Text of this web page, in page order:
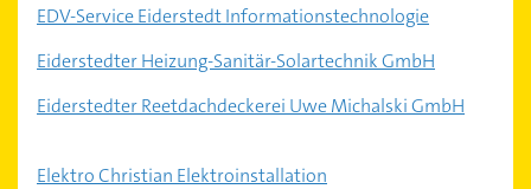
EDV-Service Eiderstedt Informationstechnologie
Eiderstedter Heizung-Sanitär-Solartechnik GmbH
Eiderstedter Reetdachdeckerei Uwe Michalski GmbH
Elektro Christian Elektroinstallation